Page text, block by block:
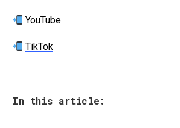
YouTube
TikTok
In this article: